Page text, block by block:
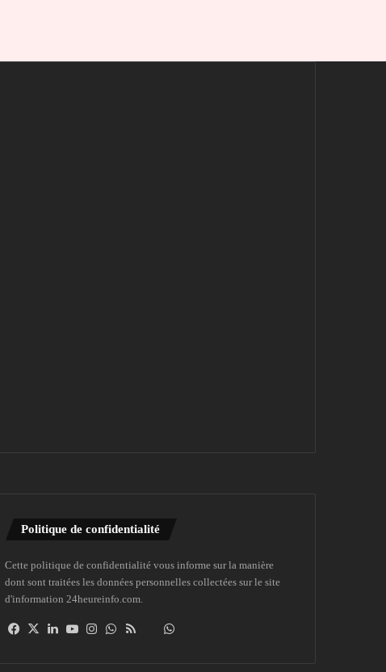
Politique de confidentialité
Cette politique de confidentialité vous informe sur la manière
dont sont traitées les données personnelles collectées sur le site
d'information 24heureinfo.com.
Facebook
X LinkedinYouTubeInstagramWhatsAppDailymotion